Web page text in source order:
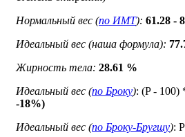
Нормальный вес (по ИМТ): 61.28 -
Идеальный вес (наша формула):
Жирность тела: 28.61 %
Идеальный вес (по Броку): (P - 100)
-18%)
Идеальный вес (по Броку-Бругшу):